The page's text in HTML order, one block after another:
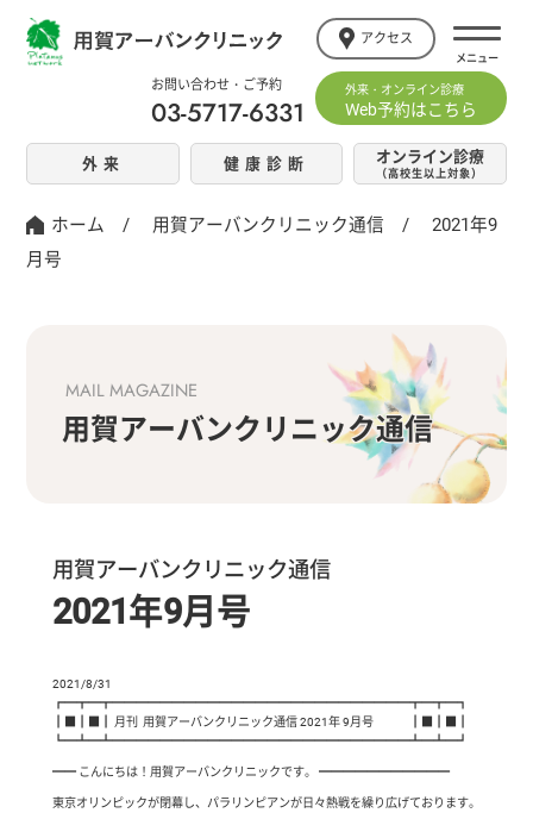
お問い合わせ・ご予約
03-5717-6331
外来・オンライン診療
Web予約はこちら
アクセス
外来 健康診断 オンライン診療
（高校生以上対象）
ホーム / 用賀アーバンクリニック通信 /2021年9
月号
MAIL MAGAZINE
用賀アーバンクリニック通信
用賀アーバンクリニック通信
2021年9月号
2021/8/31
┏━┳━┳━━━━━━━━━━━━━━━━━━━━━━━━━┳━┳━┓
┃■┃■┃ 月刊 用賀アーバンクリニック通信 2021年 9月号 ┃■┃■┃
┗━┻━┻━━━━━━━━━━━━━━━━━━━━━━━━━┻━┻━┛
━━ こんにちは！用賀アーバンクリニックです。 ━━━━━━━━━━━
東京オリンピックが閉幕し、パラリンピアンが日々熱戦を繰り広げております。